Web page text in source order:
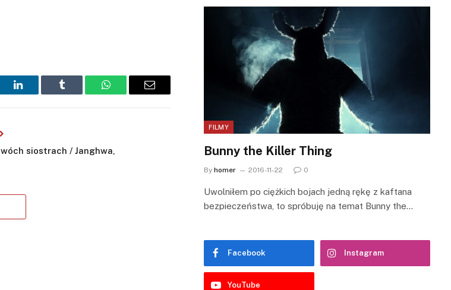
LinkedIn Tumblr WhatsAppEmail
siostrach / Janghwa,
FILMY
Bunny the Killer Thing
By homer 2016-11-22 0
Uwolniłem po ciężkich bojach jedną rękę z kaftana
bezpieczeństwa, to spróbuję na temat Bunny the…
Facebook Instagram
YouTube